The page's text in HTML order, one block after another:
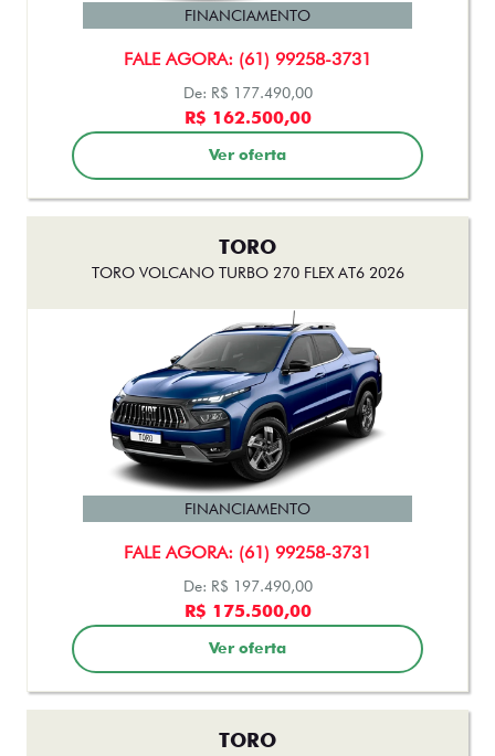
FALE AGORA: (61) 99258-3731
FINANCIAMENTO
De: R$ 177.490,00
R$ 162.500,00
Ver oferta
TORO
TORO VOLCANO TURBO 270 FLEX AT6 2026
FALE AGORA: (61) 99258-3731
FINANCIAMENTO
De: R$ 197.490,00
R$ 175.500,00
Ver oferta
TORO